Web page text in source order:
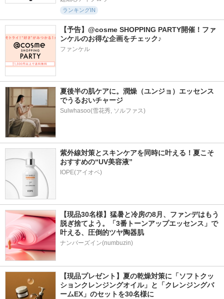
ランキングIN
【予告】@cosme SHOPPING PARTY開催！ファ
ンケルのお得な企画をチェック♪
ファンケル
夏後半の肌ケアに。潤燥（ユンジョ）エッセンス
でうるおいチャージ
Sulwhasoo(雪花秀, ソルファス)
紫外線対策とスキンケアを同時に叶える！夏こそ
おすすめの“UV美容液”
IOPE(アイオペ)
【現品30名様】猛暑と冷房の8月、ファンデはもう
脱ぎ捨てよう。「3番トーンアップエッセンス」で
叶える、圧倒的ツヤ陶器肌
ナンバーズイン(numbuzin)
【現品プレゼント】夏の乾燥対策に「ソフトクッ
ションクレンジングオイル」と「クレンジングバ
ームEX」のセットを30名様に